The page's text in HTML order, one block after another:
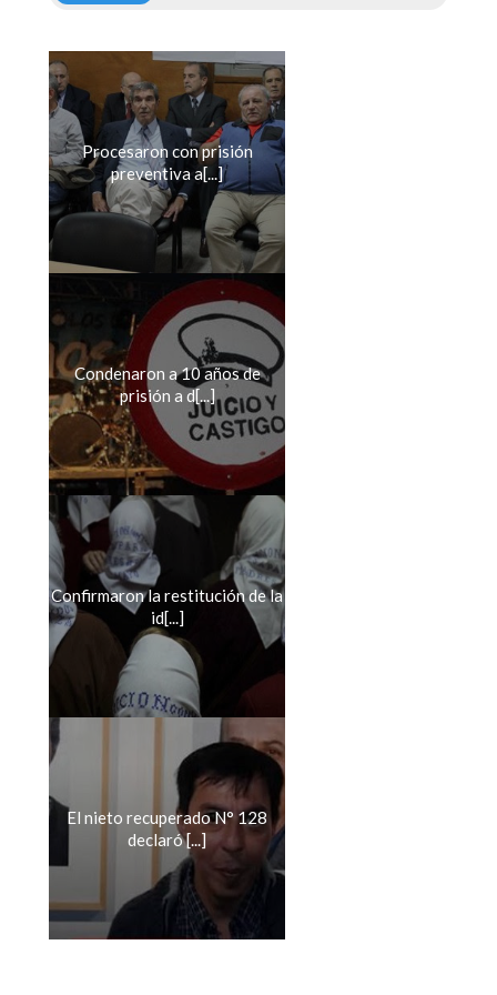
Procesaron con prisión
preventiva a[...]
Condenaron a 10 años de
prisión a d[...]
Confirmaron la restitución de la
id[...]
El nieto recuperado N° 128
declaró [...]